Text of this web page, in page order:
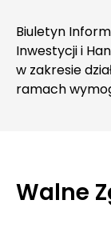
Biuletyn
Inwestycji i
w zakresie
ramach
Walne